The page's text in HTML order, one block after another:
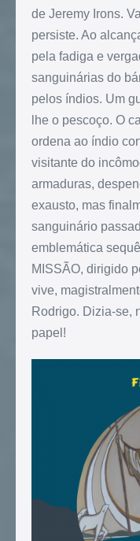
de Jeremy Irons.
persiste. Ao
pela fadiga e
sanguinárias do
pelos índios. Um
lhe o pescoço. O
ordena ao índio
visitante do
armaduras,
exausto, mas
sanguinário
emblemática
MISSÃO, dirigido
vive,
Rodrigo. Dizia-se,
papel!